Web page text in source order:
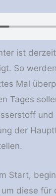
ist
So
Mal
Tages
der
Start,
diese